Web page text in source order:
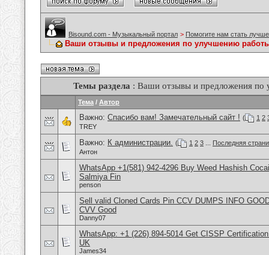
Bisound.com - Музыкальный портал > Помогите нам стать
Ваши отзывы и предложения по улучшению
Темы раздела : Ваши отзывы и предложения по
Тема / Автор
Важно: Спасибо вам! Замечательный сайт ! ( 1 2
TREY
Важно: К администрации. ( 1 2 3
Последняя
Антон
WhatsApp +1(581) 942-4296 Buy Weed Hashish
Salmiya Fin
penson
Sell valid Cloned Cards Pin CCV DUMPS INFO
CVV Good
Danny07
WhatsApp: +1 (226) 894-5014​ Get CISSP
UK
James34